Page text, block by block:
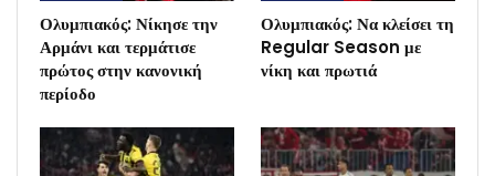
Ολυμπιακός: Νίκησε την
Αρμάνι και τερμάτισε
πρώτος στην κανονική
περίοδο
Ολυμπιακός: Να κλείσει τη
Regular Season με
νίκη και πρωτιά